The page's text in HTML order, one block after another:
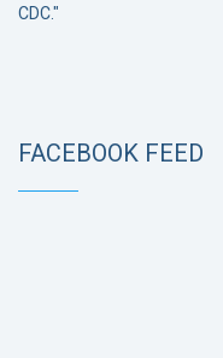
CDC."
FACEBOOK FEED